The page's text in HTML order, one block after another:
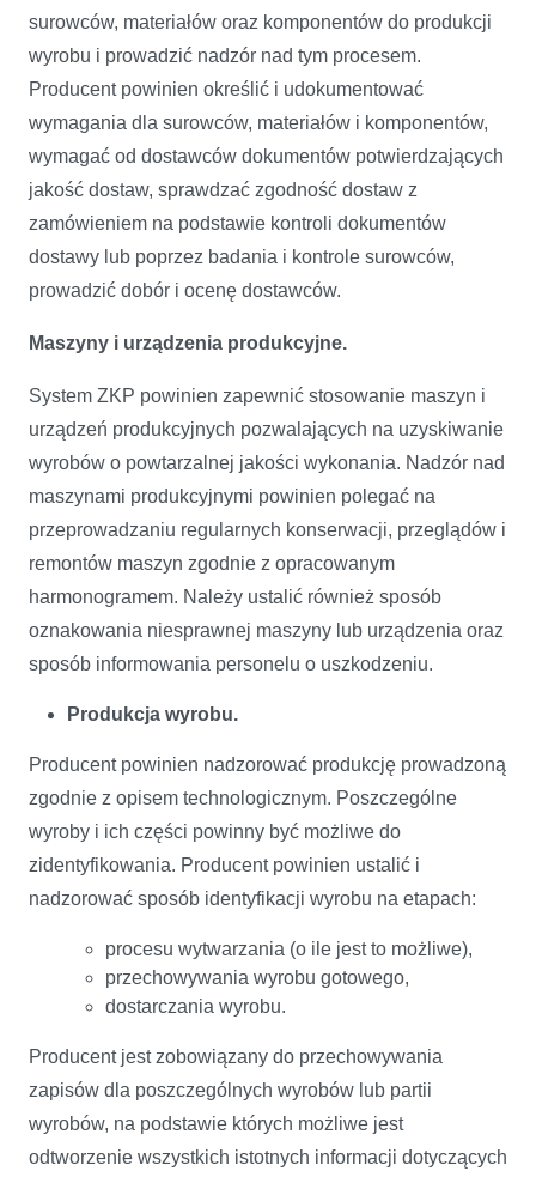
surowców, materiałów oraz komponentów do produkcji
wyrobu i prowadzić nadzór nad tym procesem.
Producent powinien określić i udokumentować
wymagania dla surowców, materiałów i komponentów,
wymagać od dostawców dokumentów potwierdzających
jakość dostaw, sprawdzać zgodność dostaw z
zamówieniem na podstawie kontroli dokumentów
dostawy lub poprzez badania i kontrole surowców,
prowadzić dobór i ocenę dostawców.
Maszyny i urządzenia produkcyjne.
System ZKP powinien zapewnić stosowanie maszyn i
urządzeń produkcyjnych pozwalających na uzyskiwanie
wyrobów o powtarzalnej jakości wykonania. Nadzór nad
maszynami produkcyjnymi powinien polegać na
przeprowadzaniu regularnych konserwacji, przeglądów i
remontów maszyn zgodnie z opracowanym
harmonogramem. Należy ustalić również sposób
oznakowania niesprawnej maszyny lub urządzenia oraz
sposób informowania personelu o uszkodzeniu.
Produkcja wyrobu.
Producent powinien nadzorować produkcję prowadzoną
zgodnie z opisem technologicznym. Poszczególne
wyroby i ich części powinny być możliwe do
zidentyfikowania. Producent powinien ustalić i
nadzorować sposób identyfikacji wyrobu na etapach:
procesu wytwarzania (o ile jest to możliwe),
przechowywania wyrobu gotowego,
dostarczania wyrobu.
Producent jest zobowiązany do przechowywania
zapisów dla poszczególnych wyrobów lub partii
wyrobów, na podstawie których możliwe jest
odtworzenie wszystkich istotnych informacji dotyczących